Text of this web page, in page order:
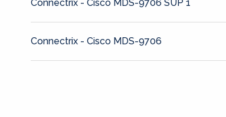
Connectrix - Cisco MDS-9706 SUP 1
Connectrix - Cisco MDS-9706